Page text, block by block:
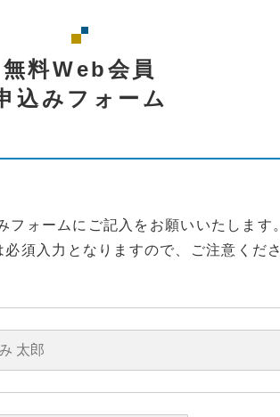
無料Web会員
込みフォーム
フォームにご記入をお願いいたします。
須入力となりますので、ご注意くださ